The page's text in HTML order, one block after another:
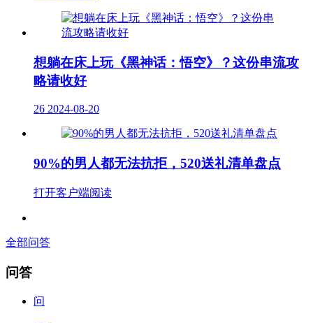
想躺在床上玩《黑神话：悟空》？这份串流攻
略请收好
26 2024-08-20
90%的男人都无法抗拒，520送礼清单盘点
打开客户端阅读
全部问答
问答
问